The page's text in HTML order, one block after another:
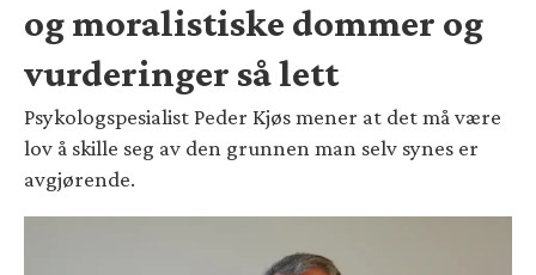
og moralistiske dommer og
vurderinger så lett
Psykologspesialist Peder Kjøs mener at det må være
lov å skille seg av den grunnen man selv synes er
avgjørende.